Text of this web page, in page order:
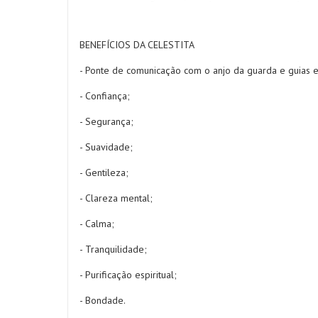
BENEFÍCIOS DA CELESTITA
- Ponte de comunicação com o anjo da guarda e guias
- Confiança;
- Segurança;
- Suavidade;
- Gentileza;
- Clareza mental;
- Calma;
- Tranquilidade;
- Purificação espiritual;
- Bondade.